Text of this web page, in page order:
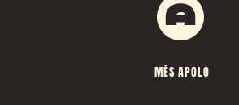
MÉS APOLO